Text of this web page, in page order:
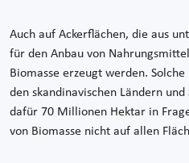
Auch auf Ackerflächen, die aus
für den Anbau von
Biomasse erzeugt werden.
den skandinavischen Ländern
dafür 70 Millionen Hektar in
von Biomasse nicht auf allen